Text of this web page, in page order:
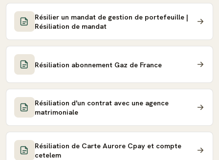
Résilier un mandat de gestion de portefeuille |
Résiliation de mandat
Résiliation abonnement Gaz de France
Résiliation d'un contrat avec une agence
matrimoniale
Résiliation de Carte Aurore Cpay et compte
cetelem